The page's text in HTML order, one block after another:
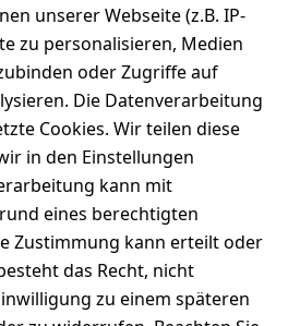
unserer Webseite (z.B. IP-
zu personalisieren, Medien
oder Zugriffe auf
Die Datenverarbeitung
Cookies. Wir teilen diese
in den Einstellungen
kann mit
eines berechtigten
Zustimmung kann erteilt oder
das Recht, nicht
zu einem späteren